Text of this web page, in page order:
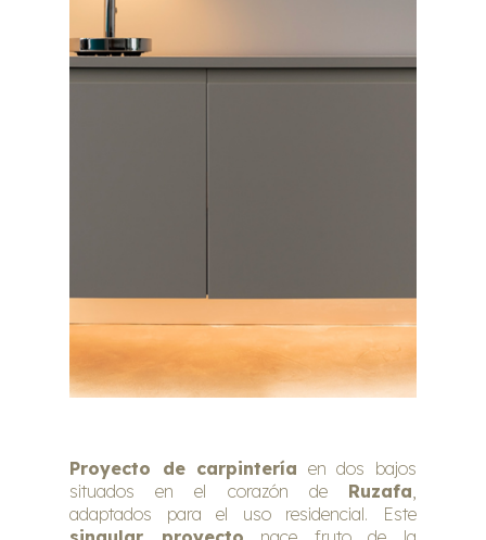
Proyecto de carpintería en dos bajos
situados en el corazón de Ruzafa,
adaptados para el uso residencial. Este